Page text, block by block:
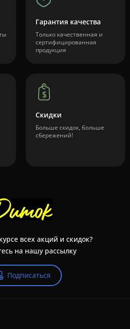
Гарантия качества
Только качественная и
сертифицированная
продукция
Скидки
Больше скидок, больше
сбережений!
всех акций и скидок?
на нашу рассылку
Подписаться